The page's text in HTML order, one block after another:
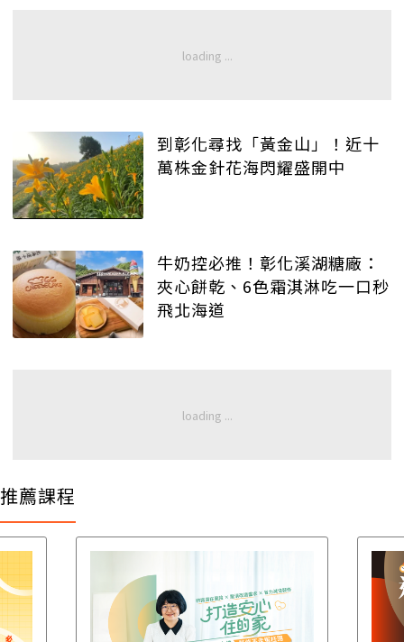
到彰化尋找「黃金山」！近十
萬株金針花海閃耀盛開中
牛奶控必推！彰化溪湖糖廠：
夾心餅乾、6色霜淇淋吃一口秒
飛北海道
推薦課程